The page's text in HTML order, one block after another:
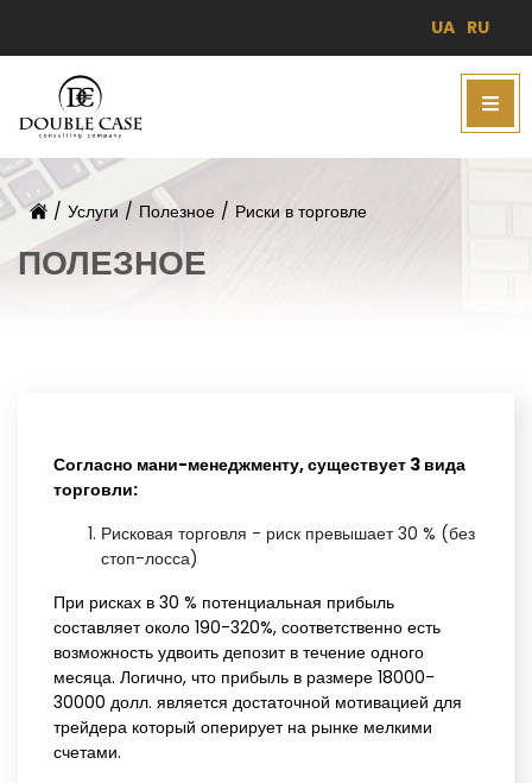
UA RU
/ Услуги / Полезное / Риски в торговле
ПОЛЕЗНОЕ
Согласно мани-менеджменту, существует 3 вида
торговли:
Рисковая торговля - риск превышает 30 % (без
стоп-лосса)
При рисках в 30 % потенциальная прибыль
составляет около 190-320%, соответственно есть
возможность удвоить депозит в течение одного
месяца. Логично, что прибыль в размере 18000-
30000 долл. является достаточной мотивацией для
трейдера который оперирует на рынке мелкими
счетами.